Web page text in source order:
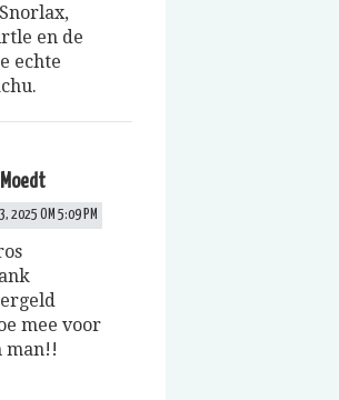
en de
echte
2025 OM 5:09 PM
mee voor
man!!